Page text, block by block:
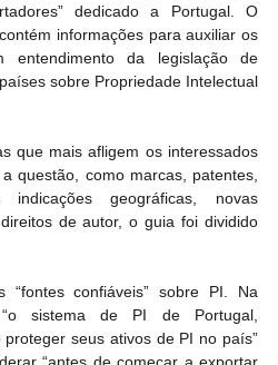
dedicado a Portugal. O
informações para auxiliar os
entendimento da legislação de
sobre Propriedade Intelectual
que mais afligem os interessados
questão, como marcas, patentes,
indicações geográficas, novas
de autor, o guia foi dividido
“fontes confiáveis” sobre PI. Na
“o sistema de PI de Portugal,
seus ativos de PI no país”